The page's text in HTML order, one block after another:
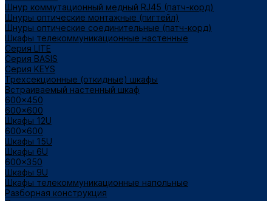
Шнур коммутационный медный RJ45 (патч-корд)
Шнуры оптические монтажные (пигтейл)
Шнуры оптические соединительные (патч-корд)
Шкафы телекоммуникационные настенные
Cерия LITE
Cерия BASIS
Cерия KEYS
Трехсекционные (откидные) шкафы
Встраиваемый настенный шкаф
600x450
600x600
Шкафы 12U
600x600
Шкафы 15U
Шкафы 6U
600x350
Шкафы 9U
Шкафы телекоммуникационные напольные
Разборная конструкция